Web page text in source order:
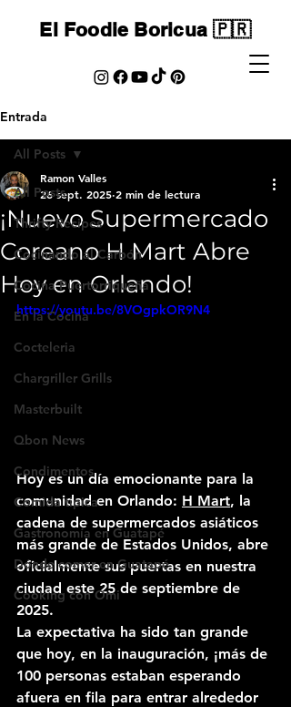
El Foodie Boricua 🇵🇷
Entrada
All Posts
Thrifty Recipes
Cocinando al Carbón
Cocina Puertorriqueña
En la Cocina
Cocteleria
Chargriller Grills
Masterbuilt
Qbon News
Condimentos
Comida tipica
Gastronomía en Guatapé
Dónde comer en Guatapé
Cooking con Omi
All Posts
¡Nuevo Supermercado
Coreano H Mart Abre
Hoy en Orlando!
Ramon Valles
26 sept. 2025 2 min de lectura
https://youtu.be/8VOgpkOR9N4
Hoy es un día emocionante para la
comunidad en Orlando: H Mart, la
cadena de supermercados asiáticos
más grande de Estados Unidos, abre
oficialmente sus puertas en nuestra
ciudad este 25 de septiembre de
2025.
La expectativa ha sido tan grande
que hoy, en la inauguración, ¡más de
100 personas estaban esperando
afuera en fila para entrar alrededor